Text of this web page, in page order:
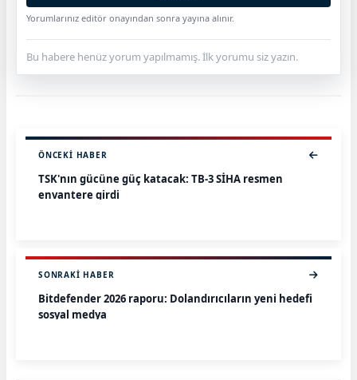
Yorumlarınız editör onayından sonra yayına alınır.
Bu habere henüz yorum yapılmamış. İlk yorumu siz yazın.
ÖNCEKI HABER
TSK'nın gücüne güç katacak: TB-3 SİHA resmen
envantere girdi
SONRAKI HABER
Bitdefender 2026 raporu: Dolandırıcıların yeni hedefi
sosyal medya